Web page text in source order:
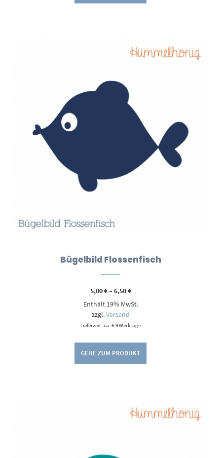
Bügelbild Flossenfisch
5,00€–6,50€Preisspanne:
bis
Enthält 19% MwSt.
zzgl.Versand
Lieferzeit: ca. 6-9 Werktage
GEHE ZUM PRODUKT